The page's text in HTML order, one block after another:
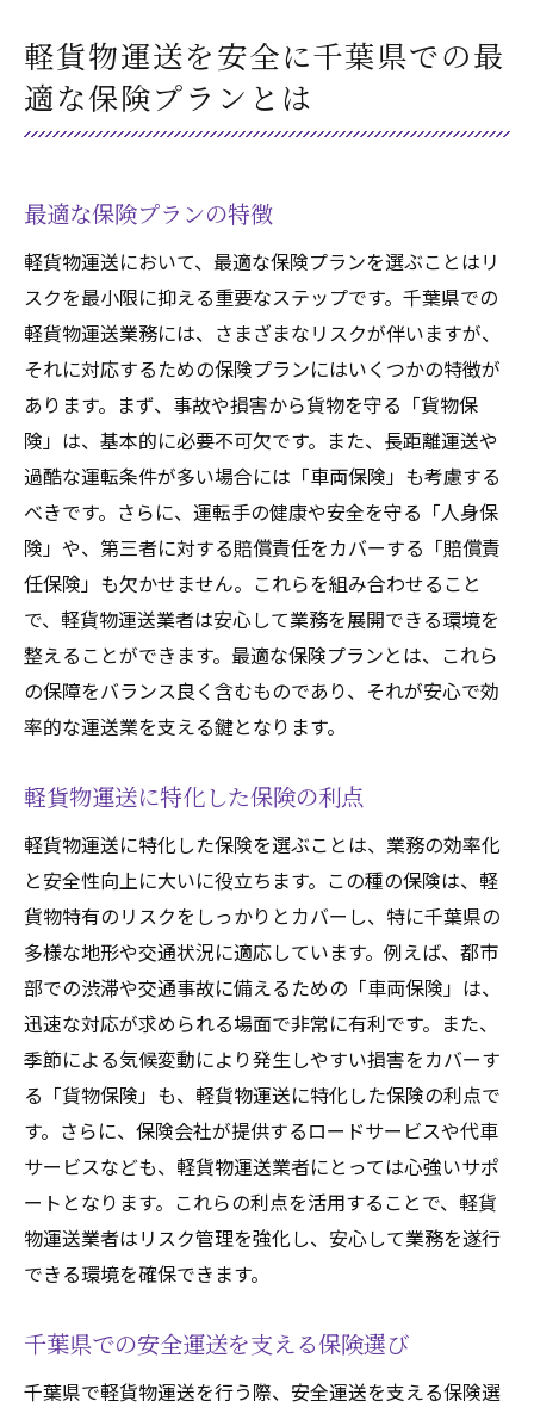
軽貨物運送を安全に千葉県での最
適な保険プランとは
最適な保険プランの特徴
軽貨物運送において、最適な保険プランを選ぶことはリ
スクを最小限に抑える重要なステップです。千葉県での
軽貨物運送業務には、さまざまなリスクが伴いますが、
それに対応するための保険プランにはいくつかの特徴が
あります。まず、事故や損害から貨物を守る「貨物保
険」は、基本的に必要不可欠です。また、長距離運送や
過酷な運転条件が多い場合には「車両保険」も考慮する
べきです。さらに、運転手の健康や安全を守る「人身保
険」や、第三者に対する賠償責任をカバーする「賠償責
任保険」も欠かせません。これらを組み合わせること
で、軽貨物運送業者は安心して業務を展開できる環境を
整えることができます。最適な保険プランとは、これら
の保障をバランス良く含むものであり、それが安心で効
率的な運送業を支える鍵となります。
軽貨物運送に特化した保険の利点
軽貨物運送に特化した保険を選ぶことは、業務の効率化
と安全性向上に大いに役立ちます。この種の保険は、軽
貨物特有のリスクをしっかりとカバーし、特に千葉県の
多様な地形や交通状況に適応しています。例えば、都市
部での渋滞や交通事故に備えるための「車両保険」は、
迅速な対応が求められる場面で非常に有利です。また、
季節による気候変動により発生しやすい損害をカバーす
る「貨物保険」も、軽貨物運送に特化した保険の利点で
す。さらに、保険会社が提供するロードサービスや代車
サービスなども、軽貨物運送業者にとっては心強いサポ
ートとなります。これらの利点を活用することで、軽貨
物運送業者はリスク管理を強化し、安心して業務を遂行
できる環境を確保できます。
千葉県での安全運送を支える保険選び
千葉県で軽貨物運送を行う際、安全運送を支える保険選